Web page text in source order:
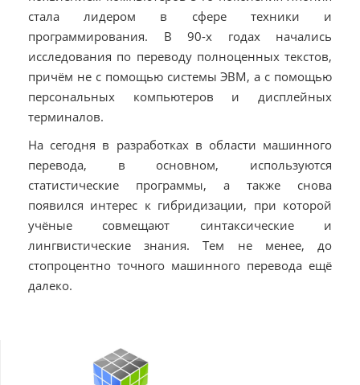
стала лидером в сфере техники и
программирования. В 90-х годах начались
исследования по переводу полноценных текстов,
причём не с помощью системы ЭВМ, а с помощью
персональных компьютеров и дисплейных
терминалов.
На сегодня в разработках в области машинного
перевода, в основном, используются
статистические программы, а также снова
появился интерес к гибридизации, при которой
учёные совмещают синтаксические и
лингвистические знания. Тем не менее, до
стопроцентно точного машинного перевода ещё
далеко.